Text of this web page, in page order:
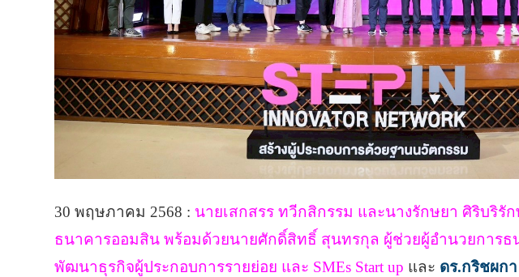
30 พฤษภาคม 2568 : นายเสกสรร ทวีกสิกรรม และนางรักษยา ศิริบริรั
ธนาคารออมสิน พร้อมด้วยนายศักดิ์สิทธิ์ สุนทรกุล ผู้ช่วยผู้อำนวยการธ
พัฒนาธุรกิจผู้ประกอบการรายย่อย และ SMEs Start up และ ดร.กริชผก